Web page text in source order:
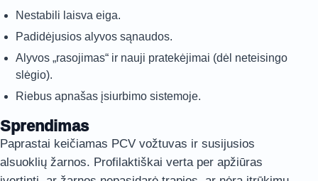
Nestabili laisva eiga.
Padidėjusios alyvos sąnaudos.
Alyvos „rasojimas“ ir nauji pratekėjimai (dėl neteisingo
slėgio).
Riebus apnašas įsiurbimo sistemoje.
Sprendimas
Paprastai keičiamas PCV vožtuvas ir susijusios
alsuoklių žarnos. Profilaktiškai verta per apžiūras